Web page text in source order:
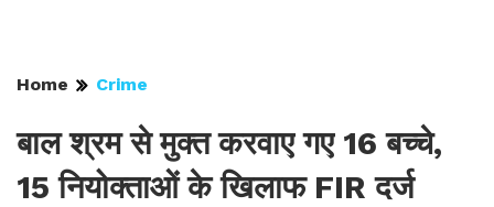
Home Crime
बाल श्रम से मुक्त करवाए गए 16 बच्चे,
15 नियोक्ताओं के खिलाफ FIR दर्ज